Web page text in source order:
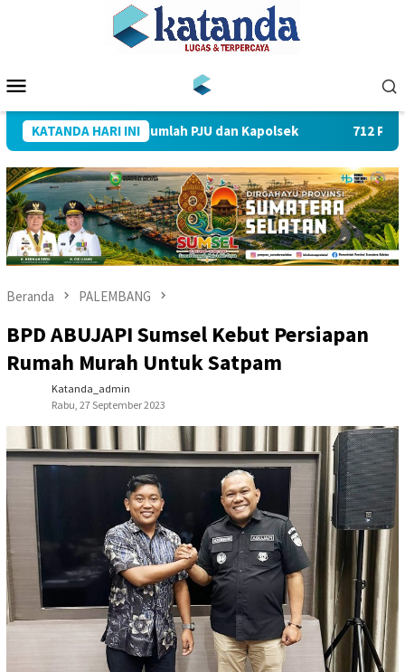
Mobile
KATANDA HARI INI
Sertijab Sejumlah PJU dan Kapolsek 712 Pegawai PLN
Beranda PALEMBANG
BPD ABUJAPI Sumsel Kebut Persiapan
Rumah Murah Untuk Satpam
Katanda_admin
Rabu, 27 September 2023